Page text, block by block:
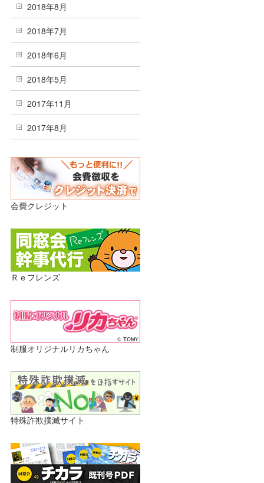
2018年8月
2018年7月
2018年6月
2018年5月
2017年11月
2017年8月
会費クレジット
Ｒｅフレンズ
制服オリジナルリカちゃん
特殊詐欺撲滅サイト